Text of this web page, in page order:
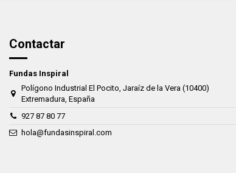
Contactar
Fundas Inspiral
Polígono Industrial El Pocito, Jaraíz de la Vera (10400)
Extremadura, España
927 87 80 77
hola@fundasinspiral.com